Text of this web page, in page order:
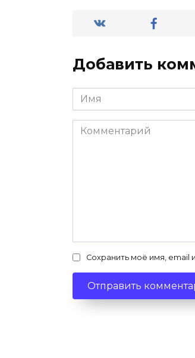
Добавить
Имя
*
Комментарий
Сохранить моё имя, email